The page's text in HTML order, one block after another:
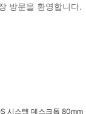
방문을 환영합니다.